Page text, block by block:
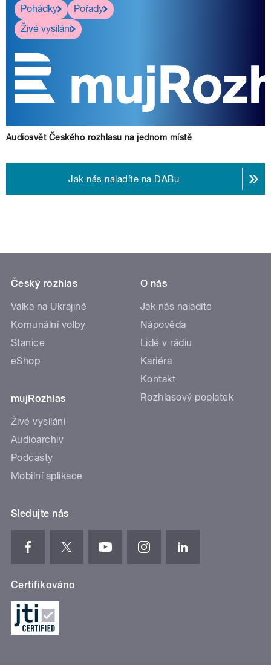
Pohádky
Pořady
Živé vysílání
Audiosvět Českého rozhlasu na jednom místě
Jak nás naladíte na DABu
Český rozhlas
Válka na Ukrajině
Komunální volby
Stanice
eShop
mujRozhlas
Živé vysílání
Audioarchiv
Podcasty
Mobilní aplikace
O nás
Jak nás naladíte
Nápověda
Lidé v rádiu
Kariéra
Kontakt
Rozhlasový poplatek
Sledujte nás
Certifikováno